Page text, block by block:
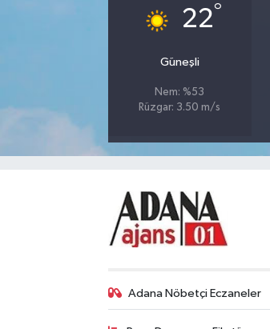
22°
Güneşli
Nem: %53
Rüzgar: 3.50 m/s
Adana Nöbetçi Eczaneler